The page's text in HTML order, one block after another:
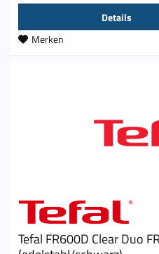
Details
Merken
Tefal FR600D Clear Duo